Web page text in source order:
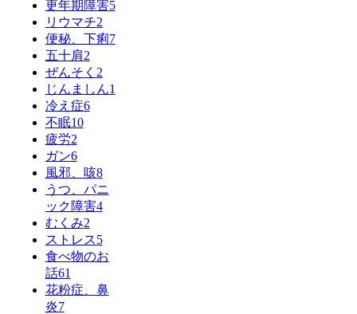
更年期障害5
リウマチ2
便秘、下痢7
五十肩2
ぜんそく 2
じんましん1
冷え症6
不眠10
疲労2
ガン6
風邪、咳8
うつ、パニ
ック障害4
むくみ2
ストレス5
食べ物のお
話61
花粉症、鼻
炎7